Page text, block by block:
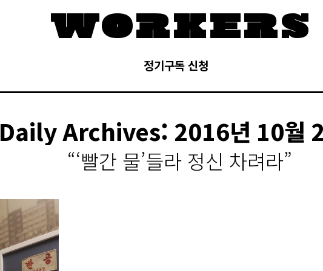
정기구독 신청
Daily Archives: 2016년 10월
“‘빨간 물’들라 정신 차려라”